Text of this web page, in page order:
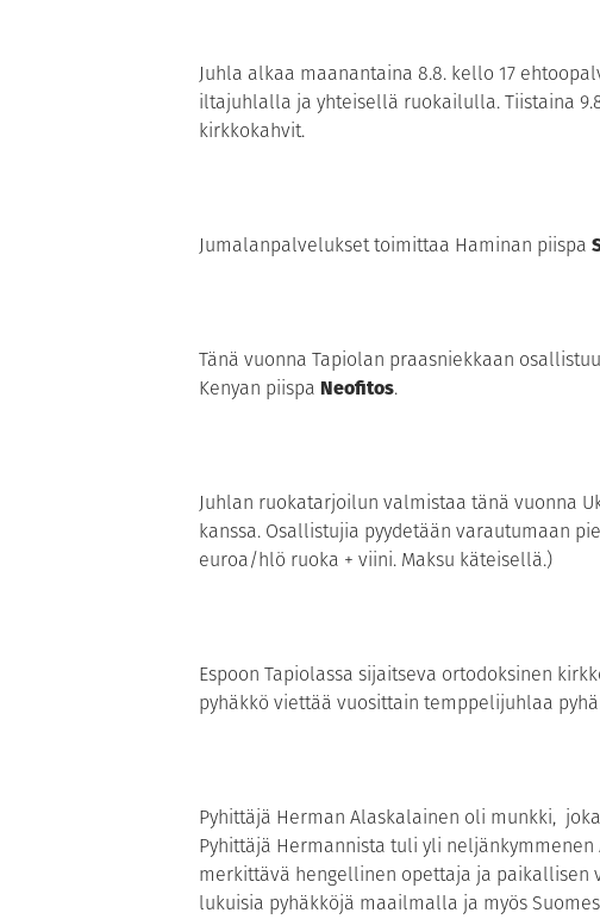
Juhla alkaa maanantaina 8.8. kello 17
iltajuhlalla ja yhteisellä ruokailulla. Tiistaina
kirkkokahvit.
Jumalanpalvelukset toimittaa Haminan piispa
Tänä vuonna Tapiolan praasniekkaan
Kenyan piispa Neofitos.
Juhlan ruokatarjoilun valmistaa tänä vuonna
kanssa. Osallistujia pyydetään varautumaan
euroa/hlö ruoka + viini. Maksu käteisellä.)
Espoon Tapiolassa sijaitseva ortodoksinen
pyhäkkö viettää vuosittain temppelijuhlaa
Pyhittäjä Herman Alaskalainen oli munkki,
Pyhittäjä Hermannista tuli yli
merkittävä hengellinen opettaja ja
lukuisia pyhäkköjä maailmalla ja myös